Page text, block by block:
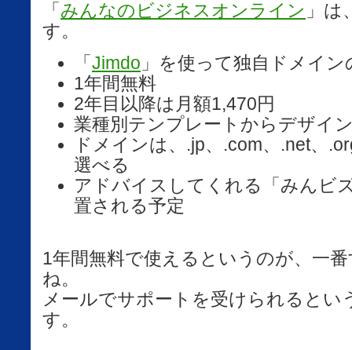
「 みんなのビジネスオンライン 」
す。
「 Jimdo 」を使って独自ドメイ
1年間無料
2年目以降は月額1,470円
業種別テンプレートからデザイ
ドメインは、.jp、.com、.net、
選べる
アドバイスしてくれる「みんビ
置される予定
1年間無料で使えるというのが、一
ね。
メールでサポートを受けられるとい
す。